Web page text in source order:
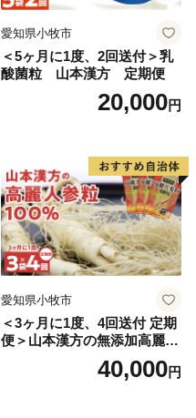
愛知県小牧市
＜5ヶ月に1度、2回送付＞乳
酸菌粒 山本漢方 定期便
20,000円
愛知県小牧市
＜3ヶ月に1度、4回送付 定期
便＞山本漢方の無添加高麗人
40,000円